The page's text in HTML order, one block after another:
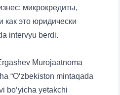
микрокредиты,
как это юридически
intervyu berdi.
Murojaatnoma
“O‘zbekiston mintaqada
bo‘yicha yetakchi